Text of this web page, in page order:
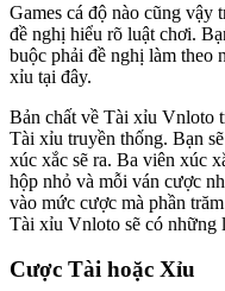
Games cá độ nào cũng vậy
đề nghị hiểu rõ luật chơi.
buộc phải đề nghị làm theo
xỉu tại đây.
Bản chất về Tài xỉu Vnloto
Tài xỉu truyền thống. Bạn
xúc xắc sẽ ra. Ba viên xúc
hộp nhỏ và mỗi ván cược
vào mức cược mà phần
Tài xỉu Vnloto sẽ có những
Cược Tài hoặc Xỉu